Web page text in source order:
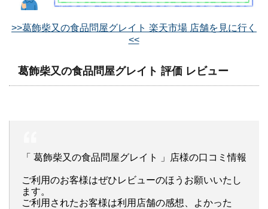
>>葛飾柴又の食品問屋グレイト 楽天市場 店舗を見に行く
<<
葛飾柴又の食品問屋グレイト 評価 レビュー
「 葛飾柴又の食品問屋グレイト 」店様の口コミ情報
ご利用のお客様はぜひレビューのほうお願いいたし
ます。
ご利用されたお客様は利用店舗の感想、よかった